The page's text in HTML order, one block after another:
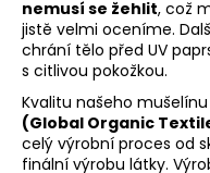
nemusí se žehlit, což
jistě velmi oceníme.
chrání tělo před UV
s citlivou pokožkou.
Kvalitu našeho
(Global Organic
celý výrobní proces od
finální výrobu látky.